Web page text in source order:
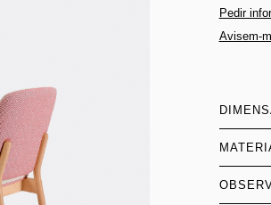
Pedir
Avisem-